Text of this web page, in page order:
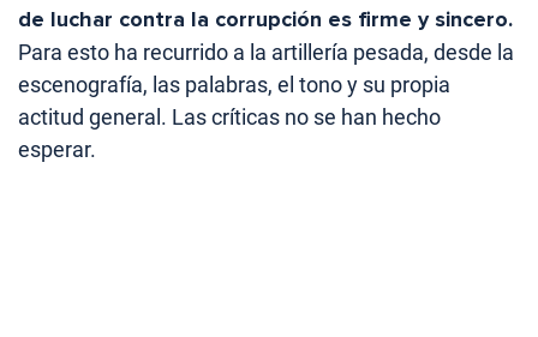
de luchar contra la corrupción es firme y sincero.
Para esto ha recurrido a la artillería pesada, desde la
escenografía, las palabras, el tono y su propia
actitud general. Las críticas no se han hecho
esperar.